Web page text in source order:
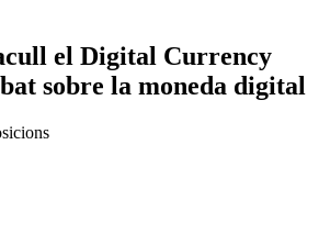
el Digital Currency
sobre la moneda digital